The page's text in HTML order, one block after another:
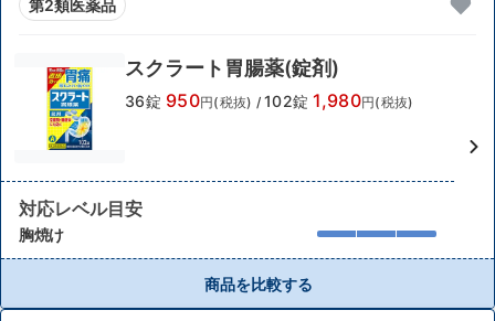
第2類医薬品
スクラート胃腸薬(錠剤)
36錠 950円(税抜) / 102錠 1,980円(税抜)
対応レベル目安
胸焼け
商品を比較する